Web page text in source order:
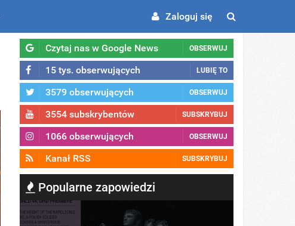
Zaloguj się
Czytaj nas w Google News OBSERWUJ
15 tys. obserwujących LUBIĘ TO
3579 obserwujących OBSERWUJ
3554 subskrybentów SUBSKRYBUJ
1066 obserwujących OBSERWUJ
Kanał RSS SUBSKRYBUJ
Popularne zapowiedzi